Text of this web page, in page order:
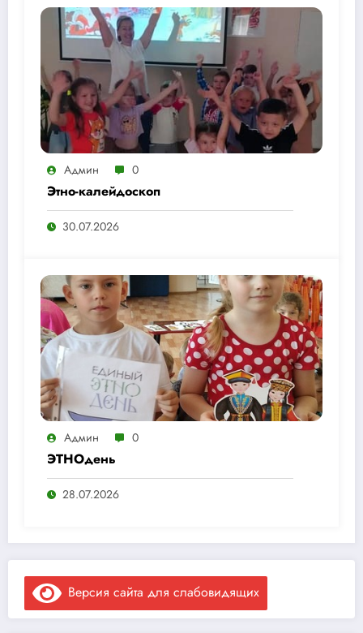
Админ 0
Этно-калейдоскоп
30.07.2026
Админ 0
ЭТНОдень
28.07.2026
Версия сайта для слабовидящих